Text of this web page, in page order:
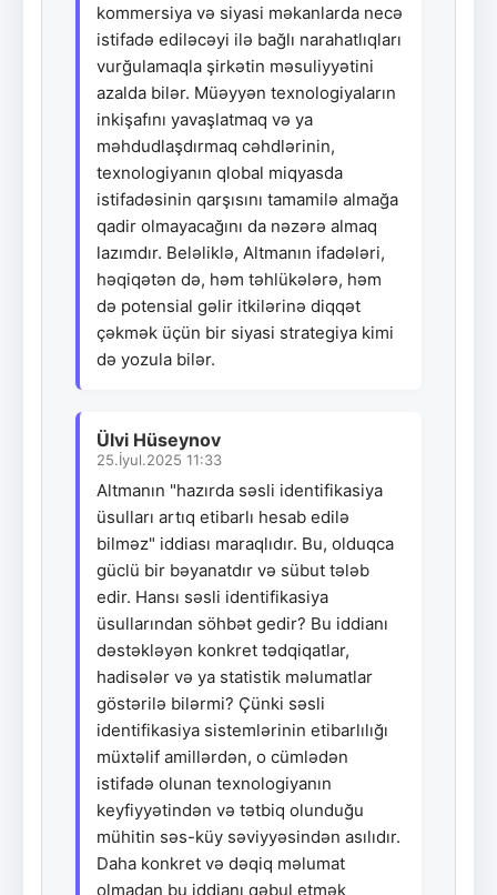
kommersiya və siyasi məkanlarda necə
istifadə ediləcəyi ilə bağlı narahatlıqları
vurğulamaqla şirkətin məsuliyyətini
azalda bilər. Müəyyən texnologiyaların
inkişafını yavaşlatmaq və ya
məhdudlaşdırmaq cəhdlərinin,
texnologiyanın qlobal miqyasda
istifadəsinin qarşısını tamamilə almağa
qadir olmayacağını da nəzərə almaq
lazımdır. Beləliklə, Altmanın ifadələri,
həqiqətən də, həm təhlükələrə, həm
də potensial gəlir itkilərinə diqqət
çəkmək üçün bir siyasi strategiya kimi
də yozula bilər.
Ülvi Hüseynov
25.İyul.2025 11:33
Altmanın "hazırda səsli identifikasiya
üsulları artıq etibarlı hesab edilə
bilməz" iddiası maraqlıdır. Bu, olduqca
güclü bir bəyanatdır və sübut tələb
edir. Hansı səsli identifikasiya
üsullarından söhbət gedir? Bu iddianı
dəstəkləyən konkret tədqiqatlar,
hadisələr və ya statistik məlumatlar
göstərilə bilərmi? Çünki səsli
identifikasiya sistemlərinin etibarlılığı
müxtəlif amillərdən, o cümlədən
istifadə olunan texnologiyanın
keyfiyyətindən və tətbiq olunduğu
mühitin səs-küy səviyyəsindən asılıdır.
Daha konkret və dəqiq məlumat
olmadan bu iddianı qəbul etmək